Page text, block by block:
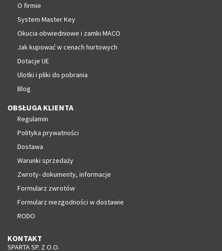
O firmie
System Master Key
Okucia obwiedniowe i zamki MACO
Jak kupować w cenach hurtowych
Dotacje UE
Ulotki i pliki do pobrania
Blog
OBSŁUGA KLIENTA
Regulamin
Polityka prywatności
Dostawa
Warunki sprzedaży
Zwroty- dokumenty, informacje
Formularz zwrotów
Formularz niezgodności w dostawie
RODO
KONTAKT
SPARTA SP. Z O.O.